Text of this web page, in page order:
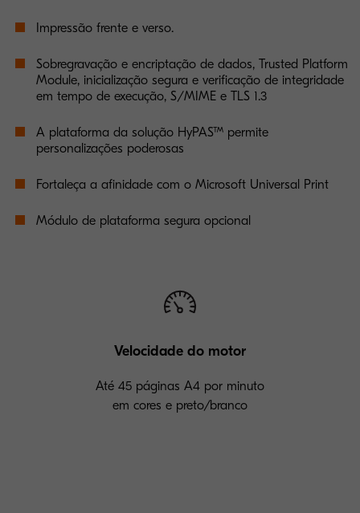
Impressão frente e verso.
Sobregravação e encriptação de dados, Trusted Platform
Module, inicialização segura e verificação de integridade
em tempo de execução, S/MIME e TLS 1.3
A plataforma da solução HyPAS™ permite
personalizações poderosas
Fortaleça a afinidade com o Microsoft Universal Print
Módulo de plataforma segura opcional
Velocidade do motor
Até 45 páginas A4 por minuto
em cores e preto/branco